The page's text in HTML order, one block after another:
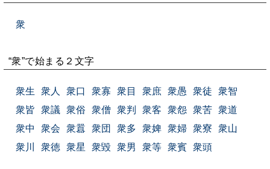
衆
“衆”で始まる２文字
衆生 衆人 衆口 衆寡 衆目 衆庶 衆愚 衆徒
衆智
衆皆
衆議 衆俗 衆僧 衆判 衆客 衆怨 衆苦 衆道
衆中
衆会 衆囂 衆団 衆多 衆婢 衆婦 衆寮
衆山
衆川
衆徳 衆星 衆毀 衆男 衆等 衆賓 衆頭